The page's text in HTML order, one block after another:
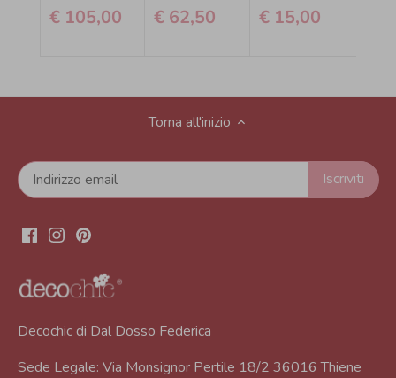
€ 105,00 € 62,50 € 15,00
Torna all'inizio
Decochic di Dal Dosso Federica
Sede Legale: Via Monsignor Pertile 18/2 36016 Thiene